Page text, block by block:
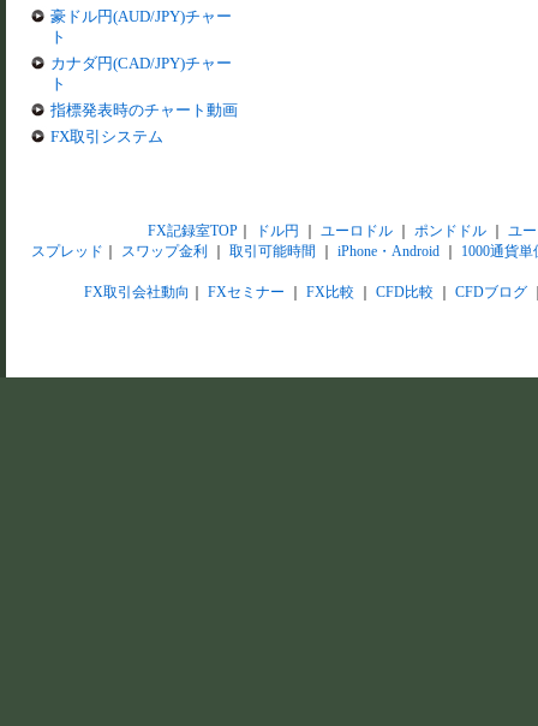
豪ドル円(AUD/JPY)チャー
ト
カナダ円(CAD/JPY)チャー
ト
指標発表時のチャート動画
FX取引システム
FX記録室TOP｜ ドル円 ユーロドル｜ ポンドドル｜ ユ
スプレッド
スワップ金利 取引可能時間 iPhone・Android 1000通貨単
FX取引会社動向 FXセミナー FX比較 CFD比較 CFDブログ